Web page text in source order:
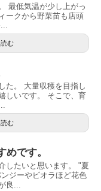
最低気温が少し上がっ
ークから野菜苗も店頭
む
た。 大量収穫を目指し
しいです。 そこで、育
む
めです。
したいと思います。 "夏
ジーやビオラほど花色
良...